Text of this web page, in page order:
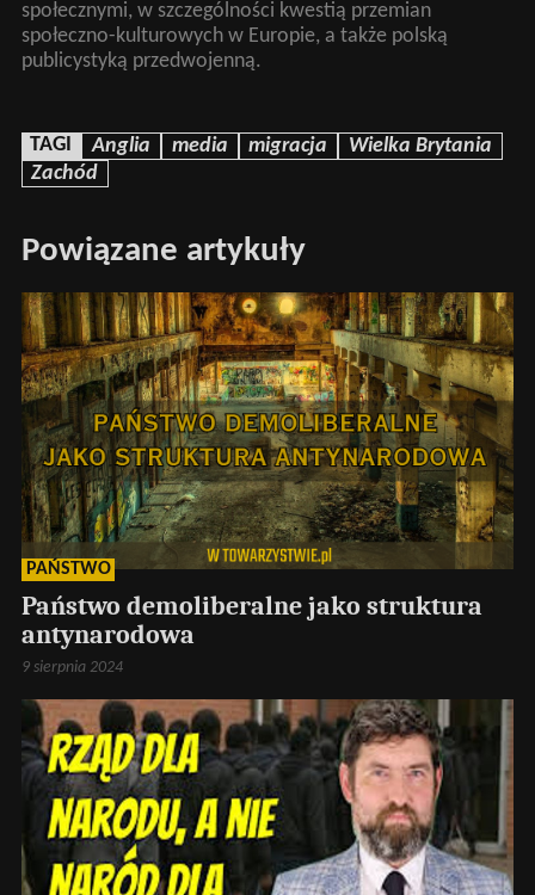
społecznymi, w szczególności kwestią przemian
społeczno-kulturowych w Europie, a także polską
publicystyką przedwojenną.
TAGI Anglia media migracja
Wielka Brytania
Zachód
Powiązane artykuły
PAŃSTWO
Państwo demoliberalne jako struktura
antynarodowa
9 sierpnia 2024